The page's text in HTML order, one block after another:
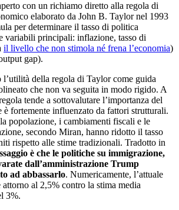
con un richiamo diretto alla regola di
elaborato da John B. Taylor nel 1993
per determinare il tasso di politica
variabili principali: inflazione, tasso di
il livello che non stimola né frena l’economia)
gap).
della regola di Taylor come guida
che non va seguita in modo rigido. A
tende a sottovalutare l’importanza del
è fortemente influenzato da fattori strutturali.
popolazione, i cambiamenti fiscali e le
secondo Miran, hanno ridotto il tasso
rispetto alle stime tradizionali. Tradotto in
è che le politiche su immigrazione,
dall’amministrazione Trump
ad abbassarlo. Numericamente, l’attuale
attorno al 2,5% contro la stima media
3%.